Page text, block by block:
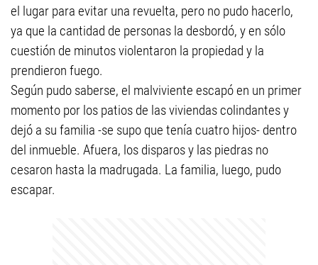
el lugar para evitar una revuelta, pero no pudo hacerlo,
ya que la cantidad de personas la desbordó, y en sólo
cuestión de minutos violentaron la propiedad y la
prendieron fuego.
Según pudo saberse, el malviviente escapó en un primer
momento por los patios de las viviendas colindantes y
dejó a su familia -se supo que tenía cuatro hijos- dentro
del inmueble. Afuera, los disparos y las piedras no
cesaron hasta la madrugada. La familia, luego, pudo
escapar.